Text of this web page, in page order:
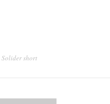
Solider short